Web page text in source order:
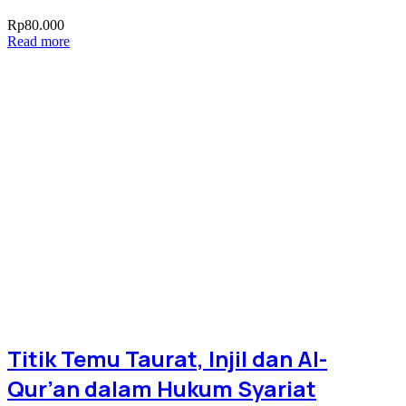
Rp80.000
Read more
Titik Temu Taurat, Injil dan Al-
Qur’an dalam Hukum Syariat